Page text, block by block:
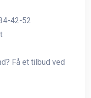
42-52
Få et tilbud ved